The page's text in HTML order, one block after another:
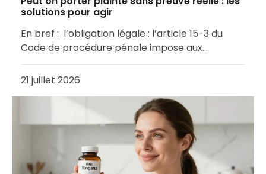
solutions pour agir
En bref : l’obligation légale : l’article 15-3 du
Code de procédure pénale impose aux…
21 juillet 2026